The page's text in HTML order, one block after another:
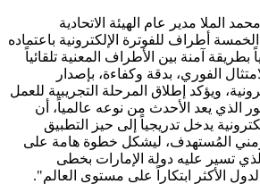
الملا مدير عام الهيئة الاتحادية
أطراف للفوترة الإلكترونية باعتماده
بطريقة آمنة بين الأطراف المعنية تلقائياً
الفوري، بدقة وكفاءة، بإصدار
ويؤكد إطلاق المرحلة التجريبية للعمل
الذي يعد الأحدث من نوعه عالمياً، أن
يدخل تدريجياً إلى حيز التطبيق
المُستهدف، ليشكل خطوة هامة على
تسير عليه دولة الإمارات بخطى
الأكثر ابتكاراً على مستوى العالم".